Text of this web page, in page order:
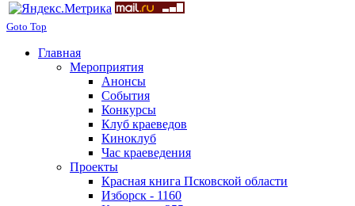
Goto Top
Главная
Мероприятия
Анонсы
События
Конкурсы
Клуб краеведов
Киноклуб
Час краеведения
Проекты
Красная книга Псковской области
Изборск - 1160